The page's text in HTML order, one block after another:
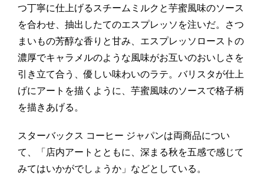
つ丁寧に仕上げるスチームミルクと芋蜜風味のソース
を合わせ、抽出したてのエスプレッソを注いだ。さつ
まいもの芳醇な香りと甘み、エスプレッソローストの
濃厚でキャラメルのような風味がお互いのおいしさを
引き立て合う、優しい味わいのラテ。バリスタが仕上
げにアートを描くように、芋蜜風味のソースで格子柄
を描きあげる。
スターバックス コーヒー ジャパンは両商品につい
て、「店内アートとともに、深まる秋を五感で感じて
みてはいかがでしょうか」などとしている。